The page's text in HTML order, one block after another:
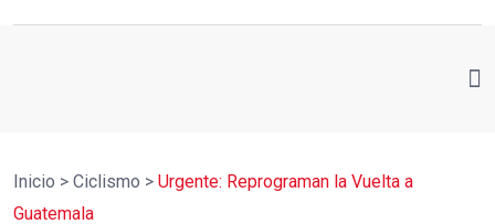
Inicio > Ciclismo > Urgente: Reprograman la Vuelta a
Guatemala